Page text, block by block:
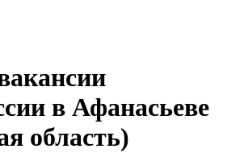
в Афанасьеве
область)